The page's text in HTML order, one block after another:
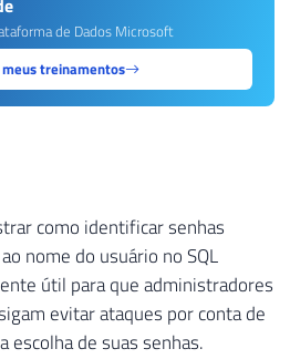
de Dados Microsoft
meus treinamentos
como identificar senhas
nome do usuário no SQL
útil para que administradores
evitar ataques por conta de
escolha de suas senhas.